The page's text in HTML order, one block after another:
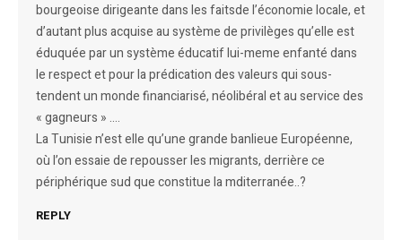
bourgeoise dirigeante dans les faitsde l’économie locale, et
d’autant plus acquise au système de privilèges qu’elle est
éduquée par un système éducatif lui-meme enfanté dans
le respect et pour la prédication des valeurs qui sous-
tendent un monde financiarisé, néolibéral et au service des
« gagneurs » ….
La Tunisie n’est elle qu’une grande banlieue Européenne,
où l’on essaie de repousser les migrants, derrière ce
périphérique sud que constitue la mditerranée..?
REPLY